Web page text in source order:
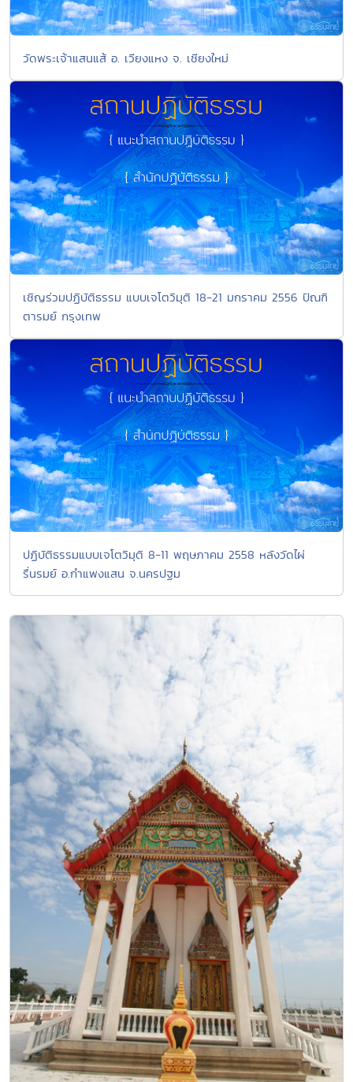
วัดพระเจ้าแสนแส้ อ. เวียงแหง จ. เชียงใหม่
เชิญร่วมปฏิบัติธรรม แบบเจโตวิมุติ 18-21 มกราคม 2556 ปัณฑิ
ตารมย์ กรุงเทพ
ปฏิบัติธรรมแบบเจโตวิมุติ 8-11 พฤษภาคม 2558 หลังวัดไผ่
รื่นรมย์ อ.กำแพงแสน จ.นครปฐม